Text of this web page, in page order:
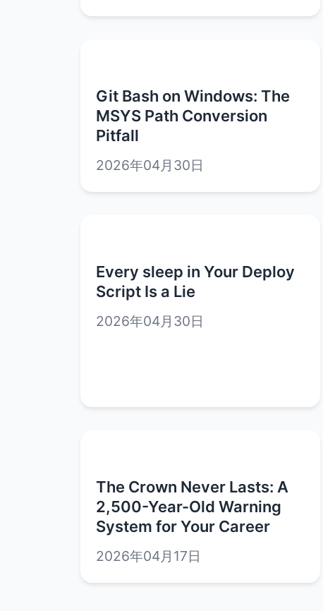
Git Bash on Windows: The
MSYS Path Conversion
Pitfall
2026年04月30日
Every sleep in Your Deploy
Script Is a Lie
2026年04月30日
The Crown Never Lasts: A
2,500-Year-Old Warning
System for Your Career
2026年04月17日